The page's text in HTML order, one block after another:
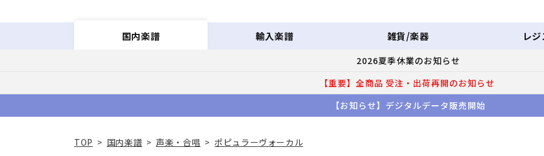
国内楽譜 輸入楽譜 雑貨/楽器 レ
2026夏季休業のお知らせ
【重要】全商品 受注・出荷再開のお知らせ
【お知らせ】デジタルデータ販売開始
TOP > 国内楽譜 > 声楽・合唱 > ポピュラーヴォーカル